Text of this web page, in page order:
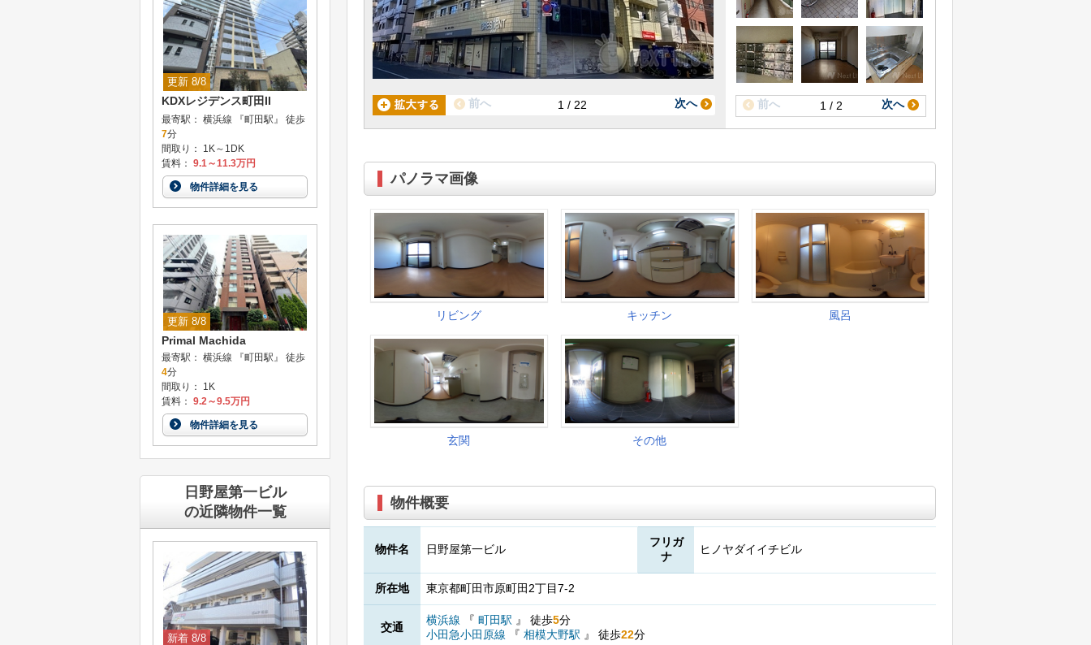
1 / 22
前へ 次へ 1 / 2
前へ 次へ
パノラマ画像
物件概要
物件名 日野屋第一ビル
フリガ
ナ
ヒノヤダイイチビル
所在地 東京都町田市原町田2丁目7-2
交通
横浜線 『 町田駅 』 徒歩5分
小田急小田原線
『 相模大野駅 』 徒歩22分
更新 8/8
KDXレジデンス町田II
最寄駅： 横浜線 『町田駅』 徒歩
7分
間取り： 1K～1DK
賃料： 9.1～11.3万円
物件詳細を見る
更新 8/8
Primal Machida
最寄駅： 横浜線 『町田駅』 徒歩
4分
間取り： 1K
賃料： 9.2～9.5万円
物件詳細を見る
日野屋第一ビル
の近隣物件一覧
新着 8/8